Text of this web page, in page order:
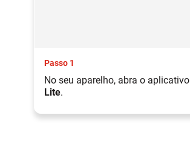
Passo 1
No seu aparelho, abra o aplicativo
Lite.